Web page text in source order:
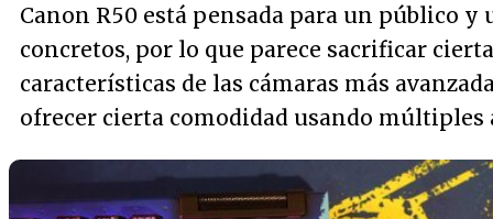
Canon R50 está pensada para un público y
concretos, por lo que parece sacrificar
características de las cámaras más
ofrecer cierta comodidad usando múltiples